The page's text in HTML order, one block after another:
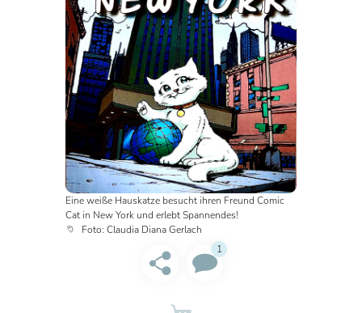
Eine weiße Hauskatze besucht ihren Freund Comic
Cat in New York und erlebt Spannendes!
Foto: Claudia Diana Gerlach